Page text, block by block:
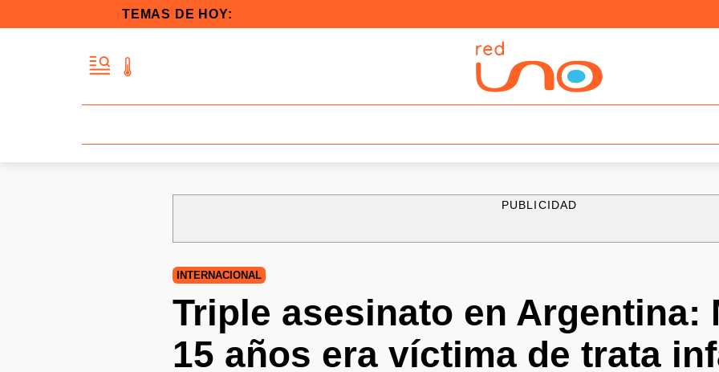
TEMAS DE HOY:
PUBLICIDAD
INTERNACIONAL
Triple asesinato en Argentina:
15 años era víctima de trata